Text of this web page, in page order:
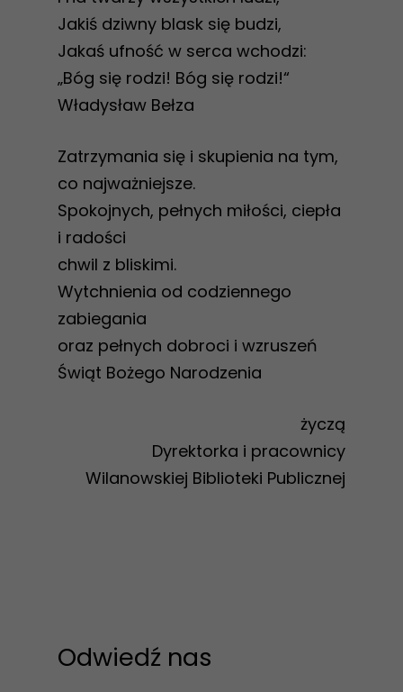
Jakiś dziwny blask się budzi,
Jakaś ufność w serca wchodzi:
„Bóg się rodzi! Bóg się rodzi!“
Władysław Bełza
Zatrzymania się i skupienia na tym,
co najważniejsze.
Spokojnych, pełnych miłości, ciepła
i radości
chwil z bliskimi.
Wytchnienia od codziennego
zabiegania
oraz pełnych dobroci i wzruszeń
Świąt Bożego Narodzenia
życzą
Dyrektorka i pracownicy
Wilanowskiej Biblioteki Publicznej
Odwiedź nas